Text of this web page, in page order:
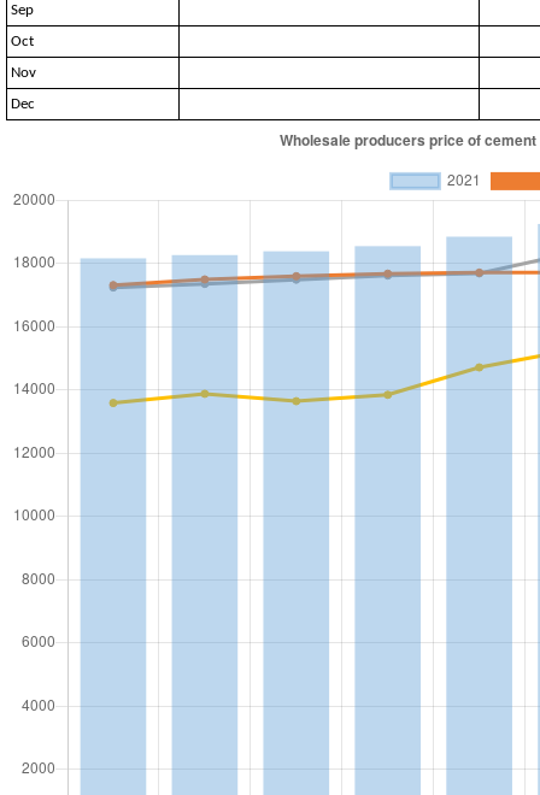
Sep
Oct
Nov
Dec